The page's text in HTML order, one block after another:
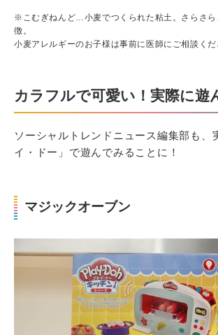
※こむぎねんど…小麦でつくられた粘土。さらさら
徴。
小麦アレルギーのお子様は事前に医師にご相談くだ
カラフルで可愛い！実際に遊
ソーシャルトレンドニュース編集部も、
イ・ドー」で遊んでみることに！
マジックオーブン